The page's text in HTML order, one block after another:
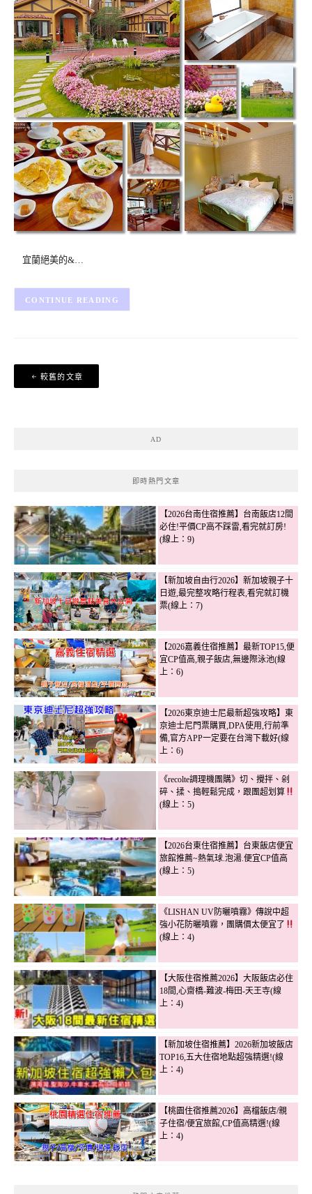
宜蘭絕美的&…
CONTINUE READING
章
較舊的文章
AD
即時熱門文章
【2026台南住宿推薦】台南飯店12間
必住!平價CP高不踩雷,看完就訂房!
(線上：9)
【新加坡自由行2026】新加坡親子十
日遊,最完整攻略行程表,看完就訂機
票(線上：7)
【2026嘉義住宿推薦】最新TOP15,便
宜CP值高,親子飯店,無邊際泳池(線
上：6)
【2026東京迪士尼最新超強攻略】東
京迪士尼門票購買,DPA使用,行前準
備,官方APP一定要在台灣下載好(線
上：6)
《recolte調理機團購》切、攪拌、剁
碎、揉、搗輕鬆完成，跟團超划算
(線上：5)
【2026台東住宿推薦】台東飯店便宜
旅館推薦~熱氣球.泡湯.便宜CP值高
(線上：5)
《LISHAN UV防曬噴霧》傳說中超
強小花防曬噴霧，團購價太便宜了
(線上：4)
【大阪住宿推薦2026】大阪飯店必住
18間,心齋橋-難波-梅田-天王寺(線
上：4)
【新加坡住宿推薦】2026新加坡飯店
TOP16,五大住宿地點超強精選!(線
上：4)
【桃園住宿推薦2026】高檔飯店/親
子住宿/便宜旅館,CP值高精選!(線
上：4)